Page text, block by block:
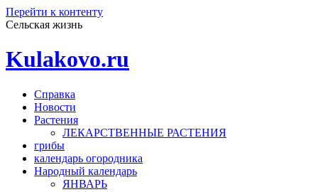
Перейти к контенту
Сельская жизнь
Kulakovo.ru
Справка
Новости
Растения
ЛЕКАРСТВЕННЫЕ РАСТЕНИЯ
грибы
календарь огородника
Народный календарь
ЯНВАРЬ